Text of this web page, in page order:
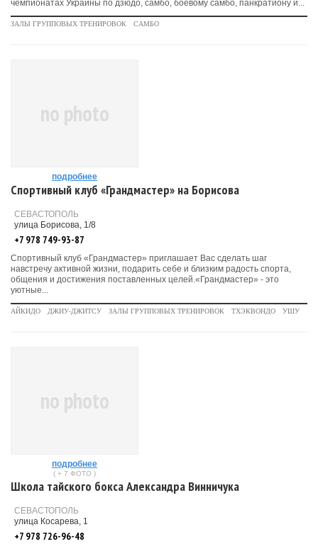
чемпионатах Украины по дзюдо, самбо, боевому самбо, панкратиону и...
ЗАЛЫ ГРУППОВЫХ ТРЕНИРОВОК САМБО
no photo
подробнее
Спортивный клуб «Грандмастер» на Борисова
СЕВАСТОПОЛЬ
улица Борисова, 1/8
+7 978 749-93-87
Спортивный клуб «Грандмастер» приглашает Вас сделать шаг
навстречу активной жизни, подарить себе и близким радость спорта,
общения и достижения поставленных целей.«Грандмастер» - это
уютные...
АЙКИДО ДЖИУ-ДЖИТСУ ЗАЛЫ ГРУППОВЫХ ТРЕНИРОВОК ТХЭКВОНДО УШУ
no photo
подробнее
( + 7 ФОТО )
Школа тайского бокса Александра Винничука
СЕВАСТОПОЛЬ
улица Косарева, 1
+7 978 726-96-48